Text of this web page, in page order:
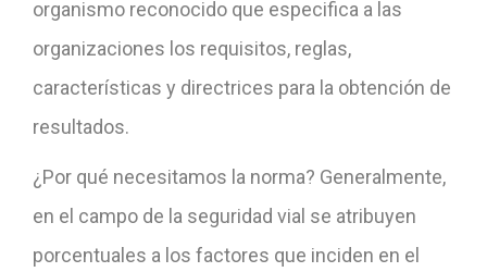
organismo reconocido que especifica a las
organizaciones los requisitos, reglas,
características y directrices para la obtención de
resultados.
¿Por qué necesitamos la norma? Generalmente,
en el campo de la seguridad vial se atribuyen
porcentuales a los factores que inciden en el